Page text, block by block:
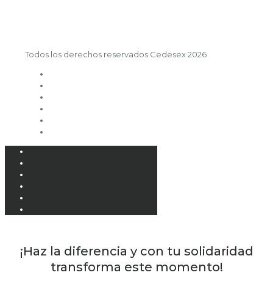
Todos los derechos reservados Cedesex 2026
¡Haz la diferencia y con tu solidaridad
transforma este momento!